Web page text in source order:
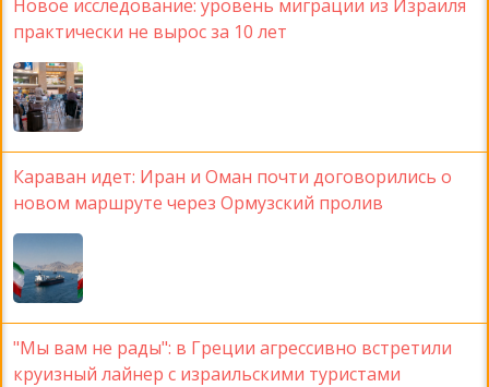
Новое исследование: уровень миграции из Израиля
практически не вырос за 10 лет
Караван идет: Иран и Оман почти договорились о
новом маршруте через Ормузский пролив
"Мы вам не рады": в Греции агрессивно встретили
круизный лайнер с израильскими туристами